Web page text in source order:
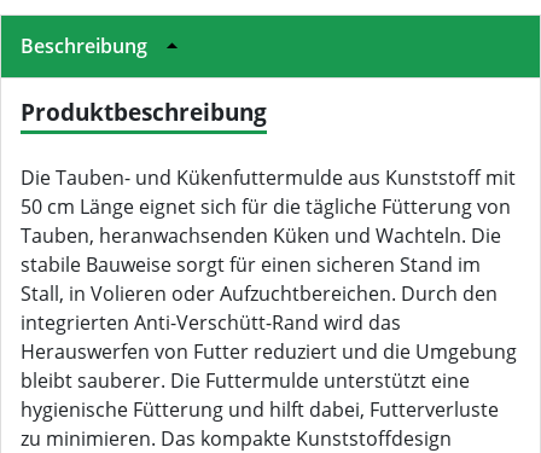
Beschreibung
Produktbeschreibung
Die Tauben- und Kükenfuttermulde aus Kunststoff mit
50 cm Länge eignet sich für die tägliche Fütterung von
Tauben, heranwachsenden Küken und Wachteln. Die
stabile Bauweise sorgt für einen sicheren Stand im
Stall, in Volieren oder Aufzuchtbereichen. Durch den
integrierten Anti-Verschütt-Rand wird das
Herauswerfen von Futter reduziert und die Umgebung
bleibt sauberer. Die Futtermulde unterstützt eine
hygienische Fütterung und hilft dabei, Futterverluste
zu minimieren. Das kompakte Kunststoffdesign